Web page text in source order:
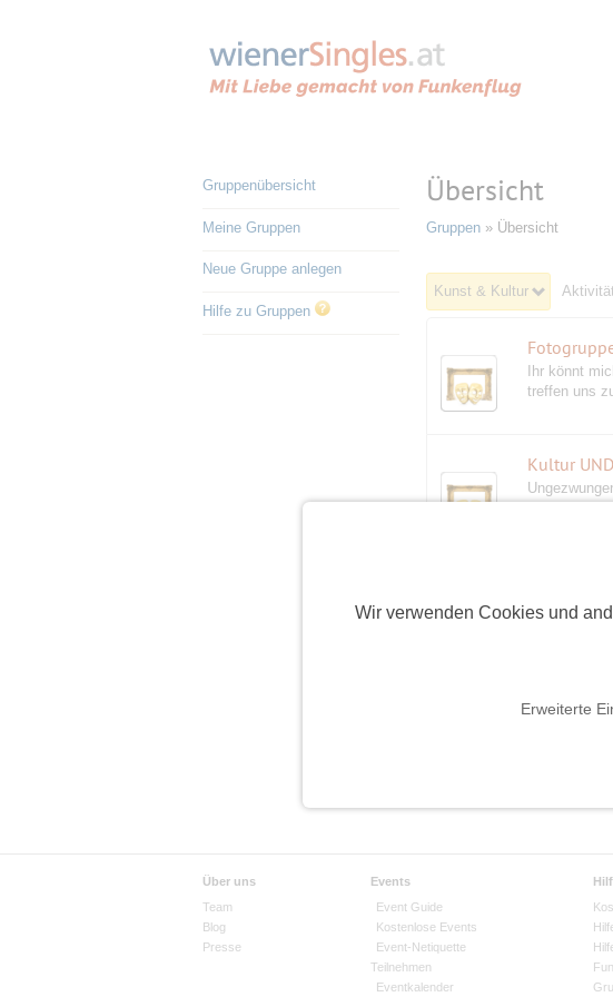
Wir verwenden Cookies und
Erweiterte
Gruppenübersicht
Meine Gruppen
Neue Gruppe anlegen
Hilfe zu Gruppen
Übersicht
Gruppen» Übersicht
Kunst & Kultur
Ihr könnt
treffen uns
Kultur
Anzahl pro Seite:
Über uns
Team
Blog
Presse
Events
Event Guide
Kostenlose Events
Event-Netiquette
Teilnehmen
Eventkalender